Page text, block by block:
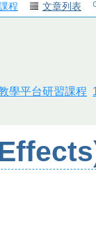
程 文章列表
學平台研習課程